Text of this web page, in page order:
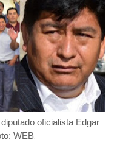
oficialista Edgar
WEB.